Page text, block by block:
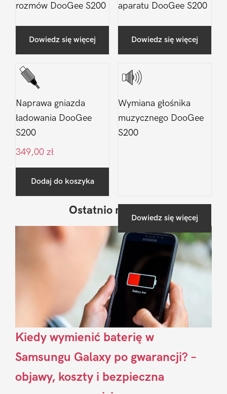
rozmów DooGee S200
Dowiedz się więcej
aparatu DooGee S200
Dowiedz się więcej
Naprawa gniazda
ładowania DooGee
S200
349,00 zł
Dodaj do koszyka
Wymiana głośnika
muzycznego DooGee
S200
Dowiedz się więcej
Sidebar
Ostatnio na blogu
Kiedy wymienić baterię w
Samsungu Galaxy po gwarancji? –
objawy, koszty i bezpieczna